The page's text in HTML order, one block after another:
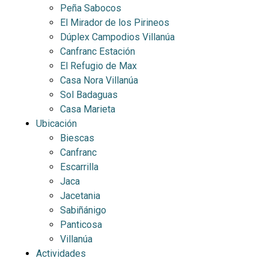
Peña Sabocos
El Mirador de los Pirineos
Dúplex Campodios Villanúa
Canfranc Estación
El Refugio de Max
Casa Nora Villanúa
Sol Badaguas
Casa Marieta
Ubicación
Biescas
Canfranc
Escarrilla
Jaca
Jacetania
Sabiñánigo
Panticosa
Villanúa
Actividades